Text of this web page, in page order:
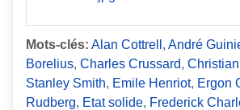
Mots-clés: Alan Cottrell , André
Borelius, Charles Crussard,
Stanley Smith, Emile Henriot, Ergon
Rudberg, Etat solide, Frederick